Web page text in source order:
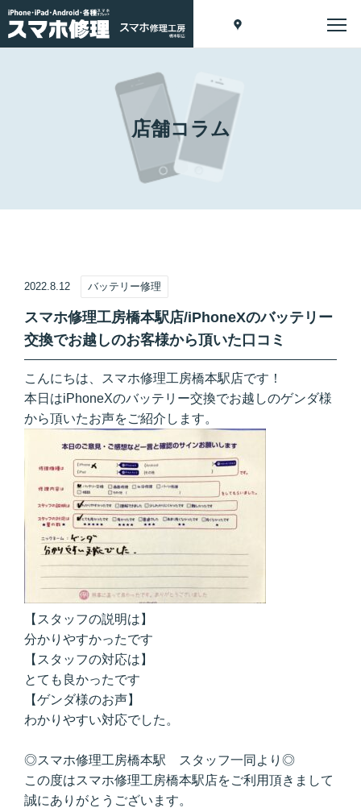
店舗コラム
2022.8.12 バッテリー修理
スマホ修理工房橋本駅店/iPhoneXのバッテリー
交換でお越しのお客様から頂いた口コミ
こんにちは、スマホ修理工房橋本駅店です！
本日はiPhoneXのバッテリー交換でお越しのゲンダ様
から頂いたお声をご紹介します。
【スタッフの説明は】
分かりやすかったです
【スタッフの対応は】
とても良かったです
【ゲンダ様のお声】
わかりやすい対応でした。
◎スマホ修理工房橋本駅 スタッフ一同より◎
この度はスマホ修理工房橋本駅店をご利用頂きまして
誠にありがとうございます。